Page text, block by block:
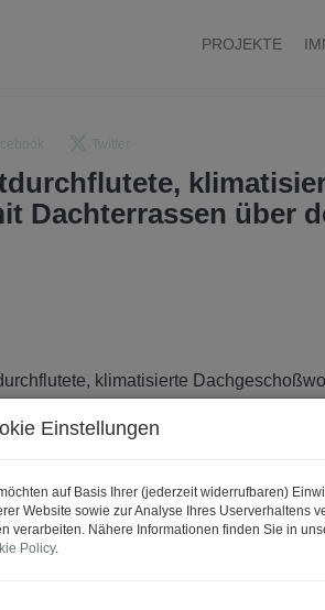
PROJEKTE
Dachterrassen über
Einstellungen
auf Basis Ihrer (jederzeit widerrufbaren)
Website sowie zur Analyse Ihres Userverhaltens
verarbeiten. Nähere Informationen finden Sie in
Policy.